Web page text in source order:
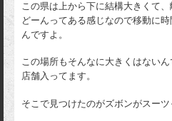
この県は上から下に結構大きくて
どーんってある感じなので移動に
んですよ。
この場所もそんなに大きくはない
店舗入ってます。
そこで見つけたのがズボンがスーツ